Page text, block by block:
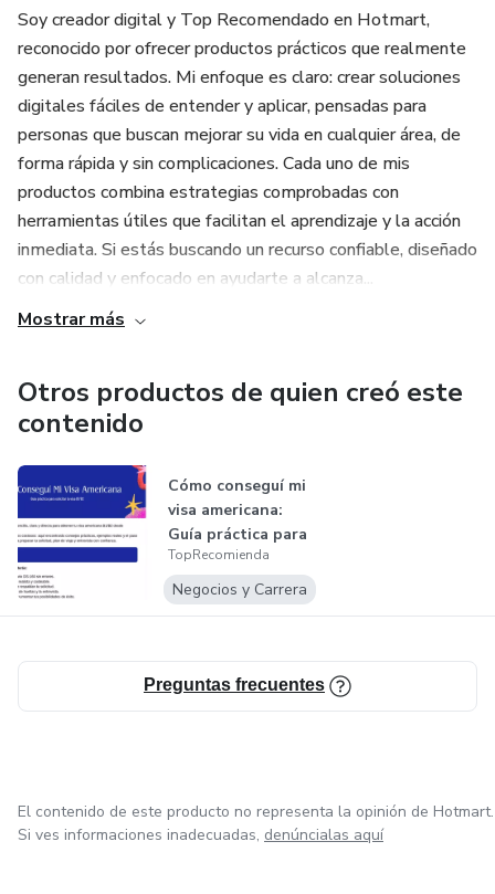
Soy creador digital y Top Recomendado en Hotmart,
reconocido por ofrecer productos prácticos que realmente
generan resultados. Mi enfoque es claro: crear soluciones
digitales fáciles de entender y aplicar, pensadas para
personas que buscan mejorar su vida en cualquier área, de
forma rápida y sin complicaciones. Cada uno de mis
productos combina estrategias comprobadas con
herramientas útiles que facilitan el aprendizaje y la acción
inmediata. Si estás buscando un recurso confiable, diseñado
con calidad y enfocado en ayudarte a alcanza...
Mostrar más
Otros productos de quien creó este
contenido
Cómo conseguí mi
visa americana:
Guía práctica para
la B1/B2
TopRecomienda
Negocios y Carrera
Preguntas frecuentes
El contenido de este producto no representa la opinión de Hotmart.
Si ves informaciones inadecuadas, denúncialas aquí